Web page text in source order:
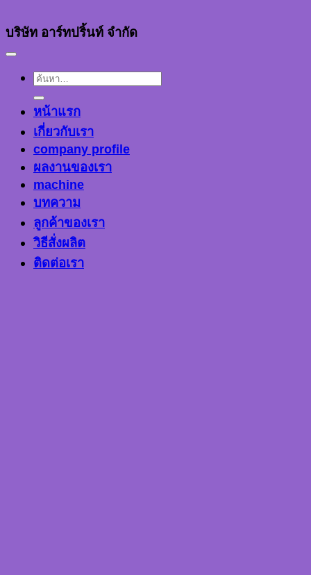
บริษัท อาร์ทปริ้นท์ จำกัด
ค้นหา:
หน้าแรก
เกี่ยวกับเรา
company profile
ผลงานของเรา
machine
บทความ
ลูกค้าของเรา
วิธีสั่งผลิต
ติดต่อเรา